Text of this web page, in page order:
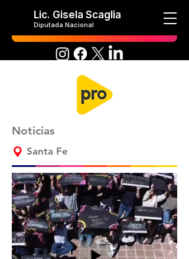
Lic. Gisela Scaglia
Diputada Nacional
Noticias
Santa Fe